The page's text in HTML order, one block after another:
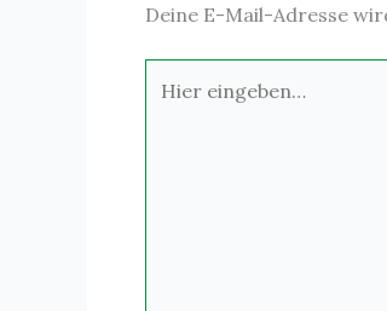
Deine E-Mail-Adresse
eingeben…